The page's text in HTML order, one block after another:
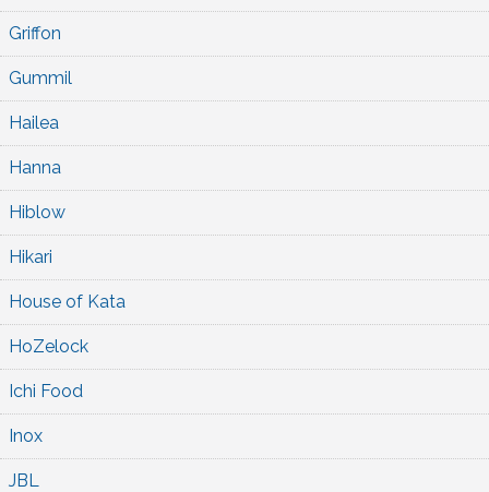
Griffon
Gummil
Hailea
Hanna
Hiblow
Hikari
House of Kata
HoZelock
Ichi Food
Inox
JBL